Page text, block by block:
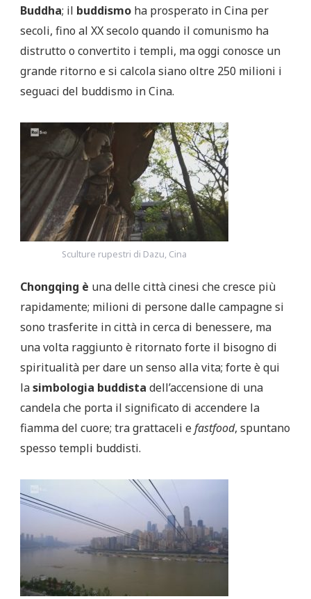
Buddha; il buddismo ha prosperato in Cina per
secoli, fino al XX secolo quando il comunismo ha
distrutto o convertito i templi, ma oggi conosce un
grande ritorno e si calcola siano oltre 250 milioni i
seguaci del buddismo in Cina.
Sculture rupestri di Dazu, Cina
Chongqing è una delle città cinesi che cresce più
rapidamente; milioni di persone dalle campagne si
sono trasferite in città in cerca di benessere, ma
una volta raggiunto è ritornato forte il bisogno di
spiritualità per dare un senso alla vita; forte è qui
lasimbologia buddista dell’accensione di una
candela che porta il significato di accendere la
fiamma del cuore; tra grattaceli efastfood, spuntano
spesso templi buddisti.